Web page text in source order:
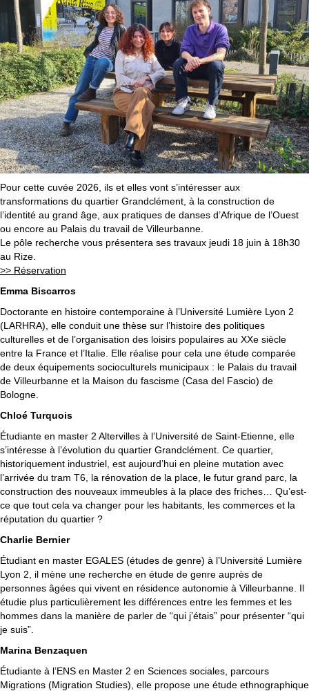
Pour cette cuvée 2026, ils et elles vont s’intéresser aux
transformations du quartier Grandclément, à la construction de
l’identité au grand âge, aux pratiques de danses d’Afrique de l’Ouest
ou encore au Palais du travail de Villeurbanne.
Le pôle recherche vous présentera ses travaux jeudi 18 juin à 18h30
au Rize.
>> Réservation
Emma Biscarros
Doctorante en histoire contemporaine à l’Université Lumière Lyon 2
(LARHRA), elle conduit une thèse sur l’histoire des politiques
culturelles et de l’organisation des loisirs populaires au XXe siècle
entre la France et l’Italie. Elle réalise pour cela une étude comparée
de deux équipements socioculturels municipaux : le Palais du travail
de Villeurbanne et la Maison du fascisme (Casa del Fascio) de
Bologne.
Chloé Turquois
Étudiante en master 2 Altervilles à l’Université de Saint-Etienne, elle
s’intéresse à l’évolution du quartier Grandclément. Ce quartier,
historiquement industriel, est aujourd’hui en pleine mutation avec
l’arrivée du tram T6, la rénovation de la place, le futur grand parc, la
construction des nouveaux immeubles à la place des friches… Qu’est-
ce que tout cela va changer pour les habitants, les commerces et la
réputation du quartier ?
Charlie Bernier
Étudiant en master EGALES (études de genre) à l’Université Lumière
Lyon 2, il mène une recherche en étude de genre auprès de
personnes âgées qui vivent en résidence autonomie à Villeurbanne. Il
étudie plus particulièrement les différences entre les femmes et les
hommes dans la manière de parler de “qui j’étais” pour présenter “qui
je suis”.
Marina Benzaquen
Étudiante à l’ENS en Master 2 en Sciences sociales, parcours
Migrations (Migration Studies), elle propose une étude ethnographique